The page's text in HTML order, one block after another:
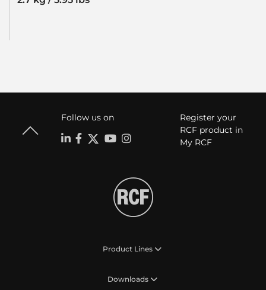
Follow us on
Register your
RCF product in
My RCF
Product Lines
Downloads